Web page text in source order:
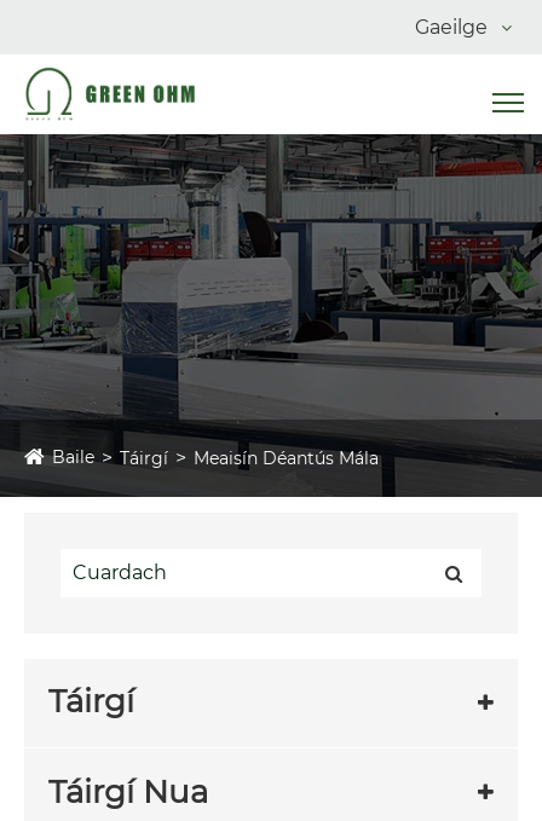
Gaeilge
Baile Táirgí Meaisín Déantús Mála
Táirgí
Táirgí Nua